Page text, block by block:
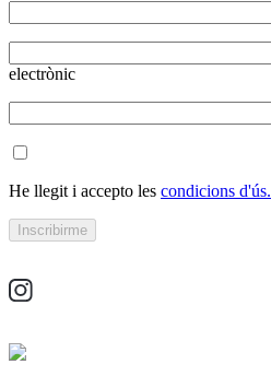
electrònic
He llegit i accepto les condicions d'ús.